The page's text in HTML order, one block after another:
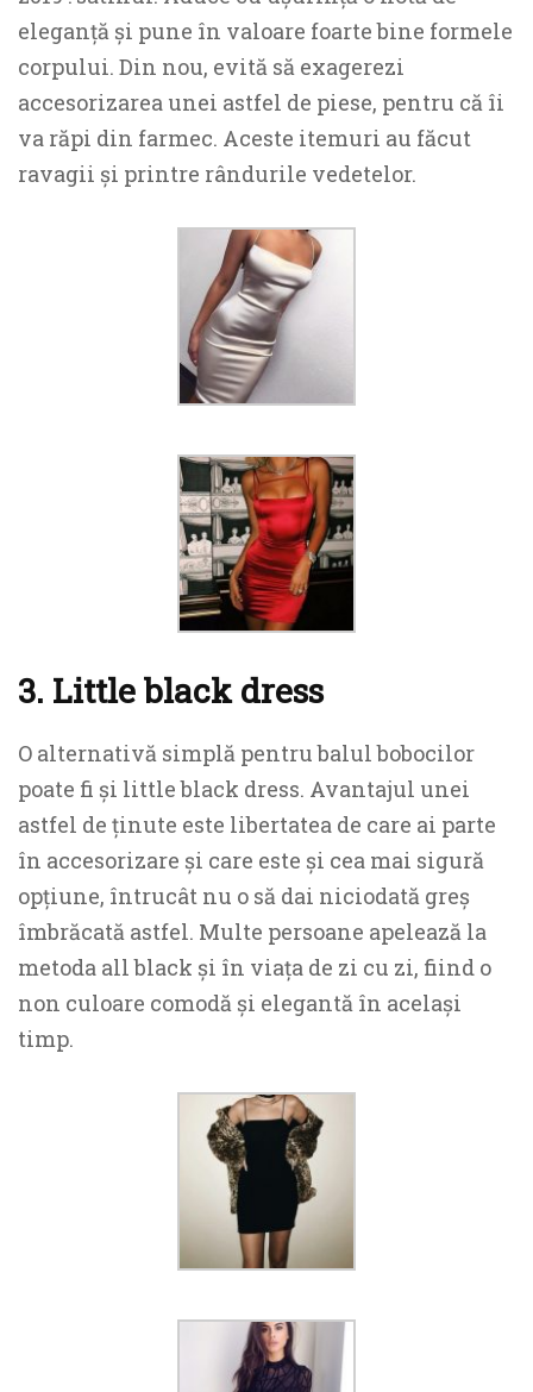
eleganță și pune în valoare foarte bine formele
corpului. Din nou, evită să exagerezi
accesorizarea unei astfel de piese, pentru că îi
va răpi din farmec. Aceste itemuri au făcut
ravagii și printre rândurile vedetelor.
3. Little black dress
O alternativă simplă pentru balul bobocilor
poate fi și little black dress. Avantajul unei
astfel de ținute este libertatea de care ai parte
în accesorizare și care este și cea mai sigură
opțiune, întrucât nu o să dai niciodată greș
îmbrăcată astfel. Multe persoane apelează la
metoda all black și în viața de zi cu zi, fiind o
non culoare comodă și elegantă în același
timp.